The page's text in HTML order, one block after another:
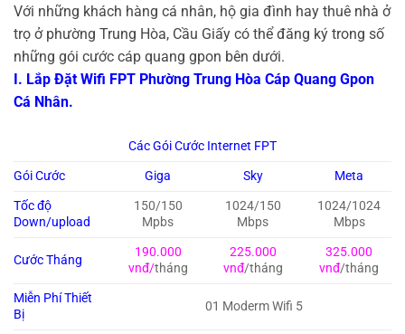
Với những khách hàng cá nhân, hộ gia đình hay thuê nhà ở
trọ ở phường Trung Hòa, Cầu Giấy có thể đăng ký trong số
những gói cước cáp quang gpon bên dưới.
I. Lắp Đặt Wifi FPT Phường Trung Hòa Cáp Quang Gpon
Cá Nhân.
Các Gói Cước Internet FPT
Gói Cước
Giga Sky
Meta
Tốc độ
Down/upload
150/150
Mpbs
1024/150
Mbps
1024/1024
Mbps
Cước Tháng
190.000
vnđ/tháng
225.000
vnđ/tháng
325.000
vnđ/tháng
Miễn Phí Thiết
Bị
01 Moderm Wifi 5